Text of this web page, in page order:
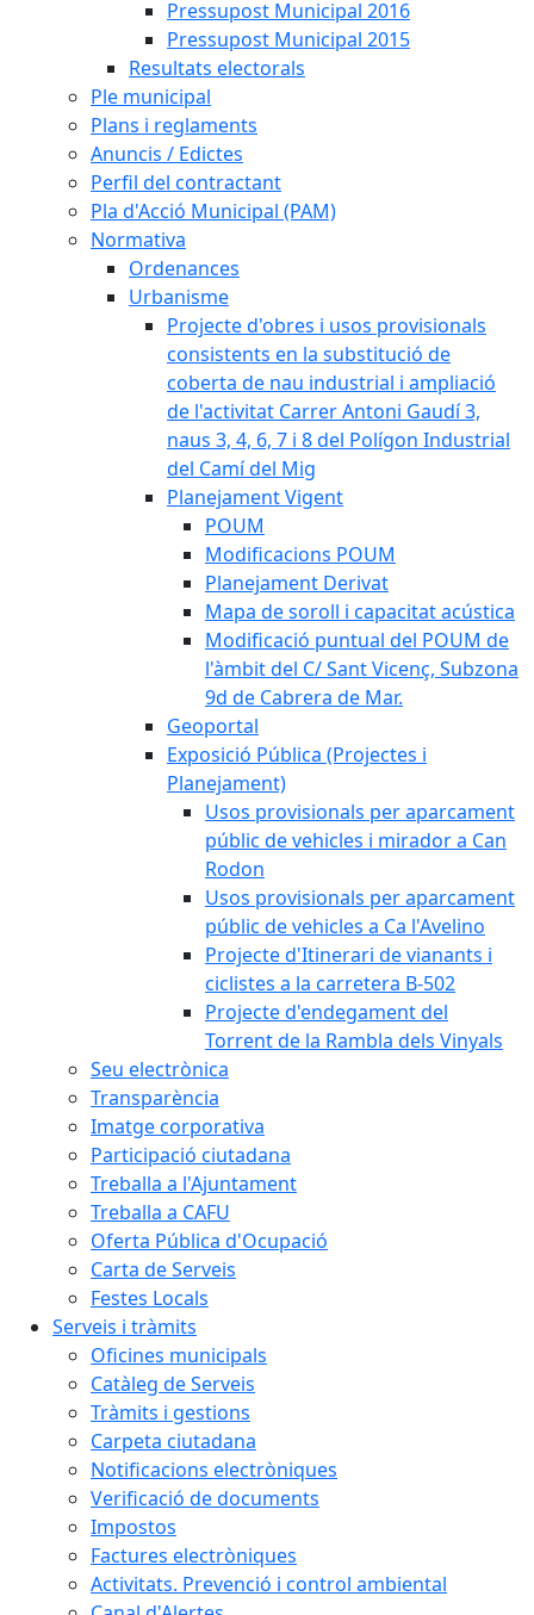
Pressupost Municipal 2016
Pressupost Municipal 2015
Resultats electorals
Ple municipal
Plans i reglaments
Anuncis / Edictes
Perfil del contractant
Pla d'Acció Municipal (PAM)
Normativa
Ordenances
Urbanisme
Projecte d'obres i usos provisionals
consistents en la substitució de
coberta de nau industrial i ampliació
de l'activitat Carrer Antoni Gaudí 3,
naus 3, 4, 6, 7 i 8 del Polígon Industrial
del Camí del Mig
Planejament Vigent
POUM
Modificacions POUM
Planejament Derivat
Mapa de soroll i capacitat acústica
Modificació puntual del POUM de
l'àmbit del C/ Sant Vicenç, Subzona
9d de Cabrera de Mar.
Geoportal
Exposició Pública (Projectes i
Planejament)
Usos provisionals per aparcament
públic de vehicles i mirador a Can
Rodon
Usos provisionals per aparcament
públic de vehicles a Ca l'Avelino
Projecte d'Itinerari de vianants i
ciclistes a la carretera B-502
Projecte d'endegament del
Torrent de la Rambla dels Vinyals
Seu electrònica
Transparència
Imatge corporativa
Participació ciutadana
Treballa a l'Ajuntament
Treballa a CAFU
Oferta Pública d'Ocupació
Carta de Serveis
Festes Locals
Serveis i tràmits
Oficines municipals
Catàleg de Serveis
Tràmits i gestions
Carpeta ciutadana
Notificacions electròniques
Verificació de documents
Impostos
Factures electròniques
Activitats. Prevenció i control ambiental